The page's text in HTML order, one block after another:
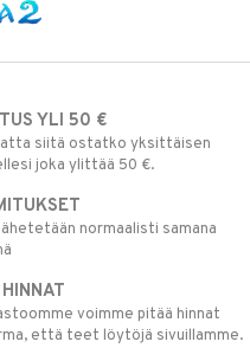
YLI 50 €
siitä ostatko yksittäisen
joka ylittää 50 €.
normaalisti samana
voimme pitää hinnat
että teet löytöjä sivuillamme.